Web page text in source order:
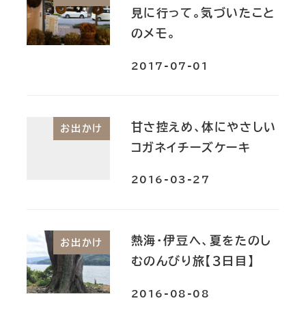
見に行って。気づいたこと
のメモ。
2017-07-01
お出かけ
甘さ控えめ、体にやさしい
コガネイチーズケーキ
2016-03-27
お出かけ
熱海・伊豆へ、夏をたのし
むのんびり旅【３日目】
2016-08-08